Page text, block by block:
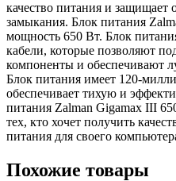
качество питания и защищает
замыкания. Блок питания
мощность 650 Вт. Блок
кабели, которые позволяют
компоненты и обеспечивают
Блок питания имеет 120-
обеспечивает тихую и
питания Zalman Gigamax III
тех, кто хочет получить
питания для своего
Похожие товары